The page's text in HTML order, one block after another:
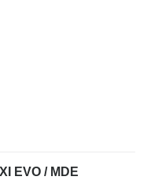
EVO / MDE